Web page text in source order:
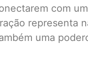
com
representa
uma